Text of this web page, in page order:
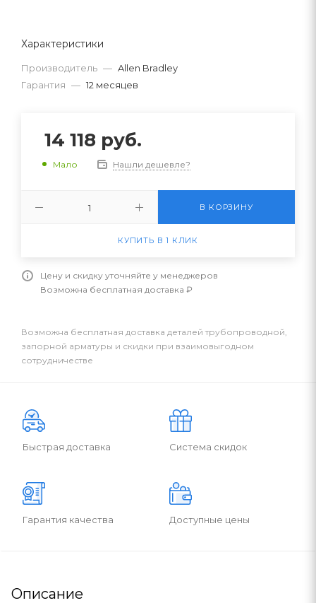
Характеристики
Производитель — Allen Bradley
Гарантия — 12 месяцев
14 118 руб.
Мало Нашли дешевле?
В КОРЗИНУ
КУПИТЬ В 1 КЛИК
Цену и скидку уточняйте у менеджеров
Возможна бесплатная доставка ₽
Возможна бесплатная доставка деталей трубопроводной,
запорной арматуры и скидки при взаимовыгодном
сотрудничестве
Быстрая доставка Система скидок
Гарантия качества Доступные цены
Описание